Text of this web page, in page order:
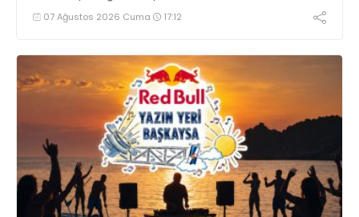
07 Ağustos 2026 Cuma 17:12